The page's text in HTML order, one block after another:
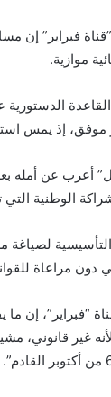
فبراير” إن
موازية.
القاعدة
إذ يمس
عن أمله
الوطنية التي
دون مراعاة
“فبراير”، إن
غير قانوني،